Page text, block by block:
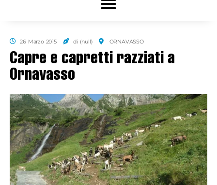
26 Marzo 2015 di (null) ORNAVASSO
Capre e capretti razziati a
Ornavasso